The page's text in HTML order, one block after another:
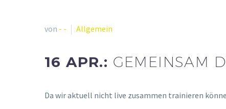
von - - Allgemein
16 APR.: GEMEINSAM
Da wir aktuell nicht live zusammen trainieren